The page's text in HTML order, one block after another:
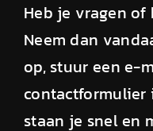
Heb je vragen
Neem dan
op, stuur een e-
contactformulier
staan je snel en